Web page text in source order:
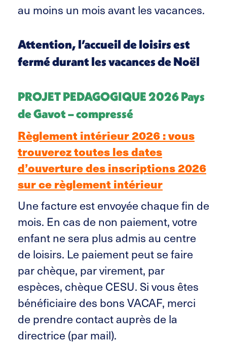
au moins un mois avant les vacances.
Attention, l’accueil de loisirs est
fermé durant les vacances de Noël
PROJET PEDAGOGIQUE 2026 Pays
de Gavot – compressé
Règlement intérieur 2026 : vous
trouverez toutes les dates
d’ouverture des inscriptions 2026
sur ce règlement intérieur
Une facture est envoyée chaque fin de
mois. En cas de non paiement, votre
enfant ne sera plus admis au centre
de loisirs. Le paiement peut se faire
par chèque, par virement, par
espèces, chèque CESU. Si vous êtes
bénéficiaire des bons VACAF, merci
de prendre contact auprès de la
directrice (par mail).